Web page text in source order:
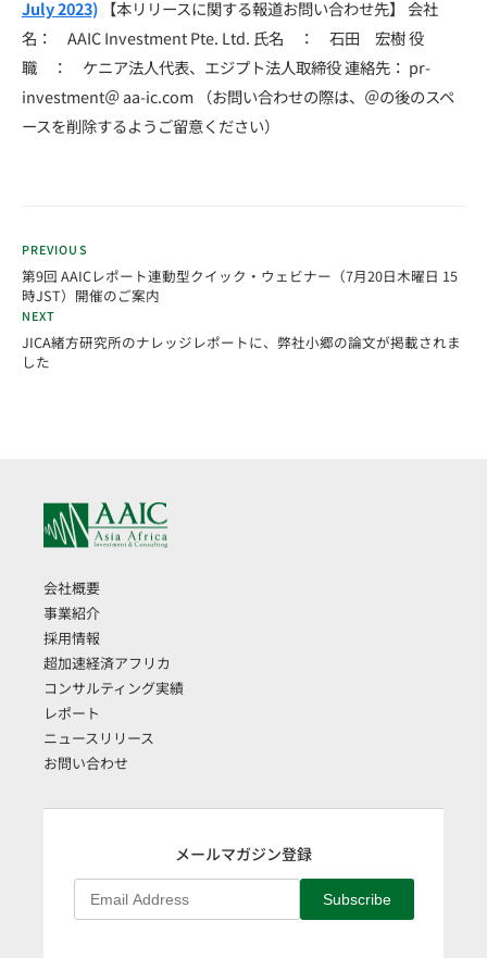
July 2023) 【本リリースに関する報道お問い合わせ先】 会社
名： AAIC Investment Pte. Ltd. 氏名 ： 石田 宏樹 役
職 ： ケニア法人代表、エジプト法人取締役 連絡先： pr-
investment＠ aa-ic.com （お問い合わせの際は、＠の後のスペ
ースを削除するようご留意ください）
PREVIOUS
第9回 AAICレポート連動型クイック・ウェビナー（7月20日木曜日 15
時JST）開催のご案内
NEXT
JICA緒方研究所のナレッジレポートに、弊社小郷の論文が掲載されま
した
会社概要
事業紹介
採用情報
超加速経済アフリカ
コンサルティング実績
レポート
ニュースリリース
お問い合わせ
メールマガジン登録
Subscribe